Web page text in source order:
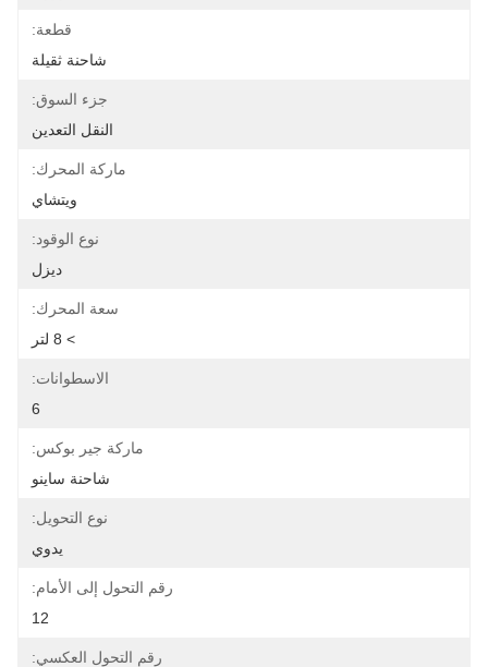
قطعة:
شاحنة ثقيلة
جزء السوق:
النقل التعدين
ماركة المحرك:
ويتشاي
نوع الوقود:
ديزل
سعة المحرك:
> 8 لتر
الاسطوانات:
6
ماركة جير بوكس:
شاحنة ساينو
نوع التحويل:
يدوي
رقم التحول إلى الأمام:
12
رقم التحول العكسي: